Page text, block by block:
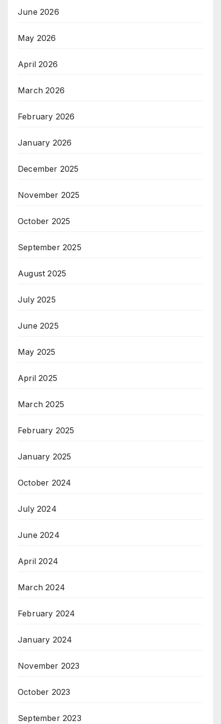
June 2026
May 2026
April 2026
March 2026
February 2026
January 2026
December 2025
November 2025
October 2025
September 2025
August 2025
July 2025
June 2025
May 2025
April 2025
March 2025
February 2025
January 2025
October 2024
July 2024
June 2024
April 2024
March 2024
February 2024
January 2024
November 2023
October 2023
September 2023